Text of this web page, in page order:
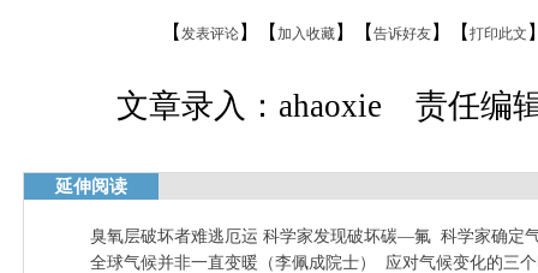
【 发表评论 】【 加入收藏 】【 告诉好友 】【 打印此文
文章录入：ahaoxie 责任编
延伸阅读
臭氧层破坏者难逃厄运 科学家发现破坏碳—氟 科学家确定
全球气候并非一直变暖（李佩成院士）
应对气候变化的三